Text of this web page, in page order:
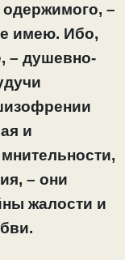
–
имею. Ибо,
– душевно-
и
– они
жалости и